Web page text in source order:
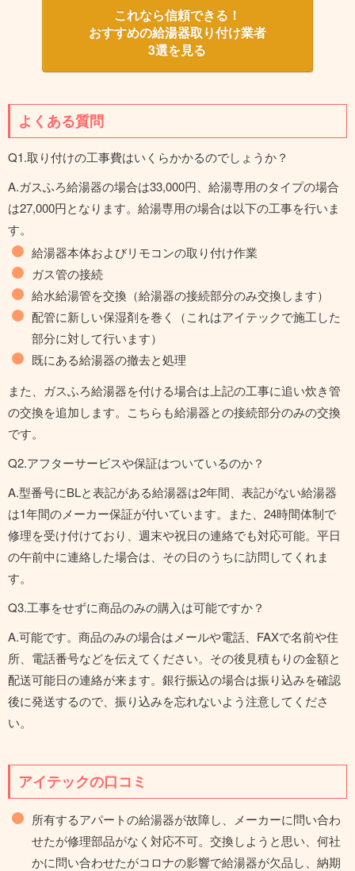
これなら信頼できる！
おすすめの給湯器取り付け業者
3選を見る
よくある質問
Q1.取り付けの工事費はいくらかかるのでしょうか？
A.ガスふろ給湯器の場合は33,000円、給湯専用のタイプの場合
は27,000円となります。給湯専用の場合は以下の工事を行いま
す。
給湯器本体およびリモコンの取り付け作業
ガス管の接続
給水給湯管を交換（給湯器の接続部分のみ交換します）
配管に新しい保湿剤を巻く（これはアイテックで施工した
部分に対して行います）
既にある給湯器の撤去と処理
また、ガスふろ給湯器を付ける場合は上記の工事に追い炊き管
の交換を追加します。こちらも給湯器との接続部分のみの交換
です。
Q2.アフターサービスや保証はついているのか？
A.型番号にBLと表記がある給湯器は2年間、表記がない給湯器
は1年間のメーカー保証が付いています。また、24時間体制で
修理を受け付けており、週末や祝日の連絡でも対応可能。平日
の午前中に連絡した場合は、その日のうちに訪問してくれま
す。
Q3.工事をせずに商品のみの購入は可能ですか？
A.可能です。商品のみの場合はメールや電話、FAXで名前や住
所、電話番号などを伝えてください。その後見積もりの金額と
配送可能日の連絡が来ます。銀行振込の場合は振り込みを確認
後に発送するので、振り込みを忘れないよう注意してくださ
い。
アイテックの口コミ
所有するアパートの給湯器が故障し、メーカーに問い合わ
せたが修理部品がなく対応不可。交換しようと思い、何社
かに問い合わせたがコロナの影響で給湯器が欠品し、納期